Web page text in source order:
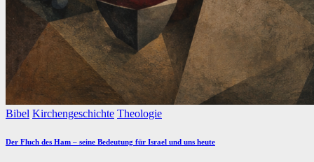
Posted
Bibel Kirchengeschichte Theologie
Der Fluch des Ham – seine Bedeutung für Israel und uns heute